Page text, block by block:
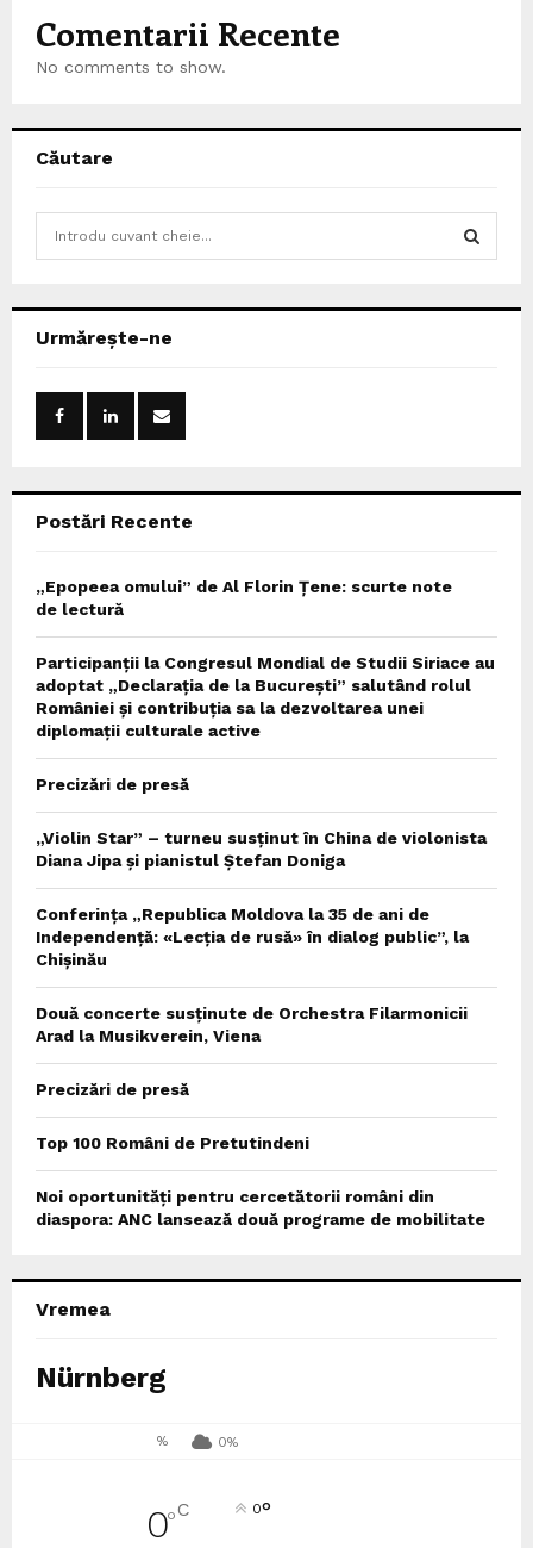
Comentarii Recente
No comments to show.
Căutare
h
Urmărește-ne
Postări Recente
„Epopeea omului” de Al Florin Țene: scurte note
de lectură
Participanții la Congresul Mondial de Studii Siriace au
adoptat „Declarația de la București” salutând rolul
României și contribuția sa la dezvoltarea unei
diplomații culturale active
Precizări de presă
„Violin Star” – turneu susținut în China de violonista
Diana Jipa și pianistul Ștefan Doniga
Conferința „Republica Moldova la 35 de ani de
Independență: «Lecția de rusă» în dialog public”, la
Chișinău
Două concerte susținute de Orchestra Filarmonicii
Arad la Musikverein, Viena
Precizări de presă
Top 100 Români de Pretutindeni
Noi oportunități pentru cercetătorii români din
diaspora: ANC lansează două programe de mobilitate
Vremea
Nürnberg
% 0%
0°C 0°